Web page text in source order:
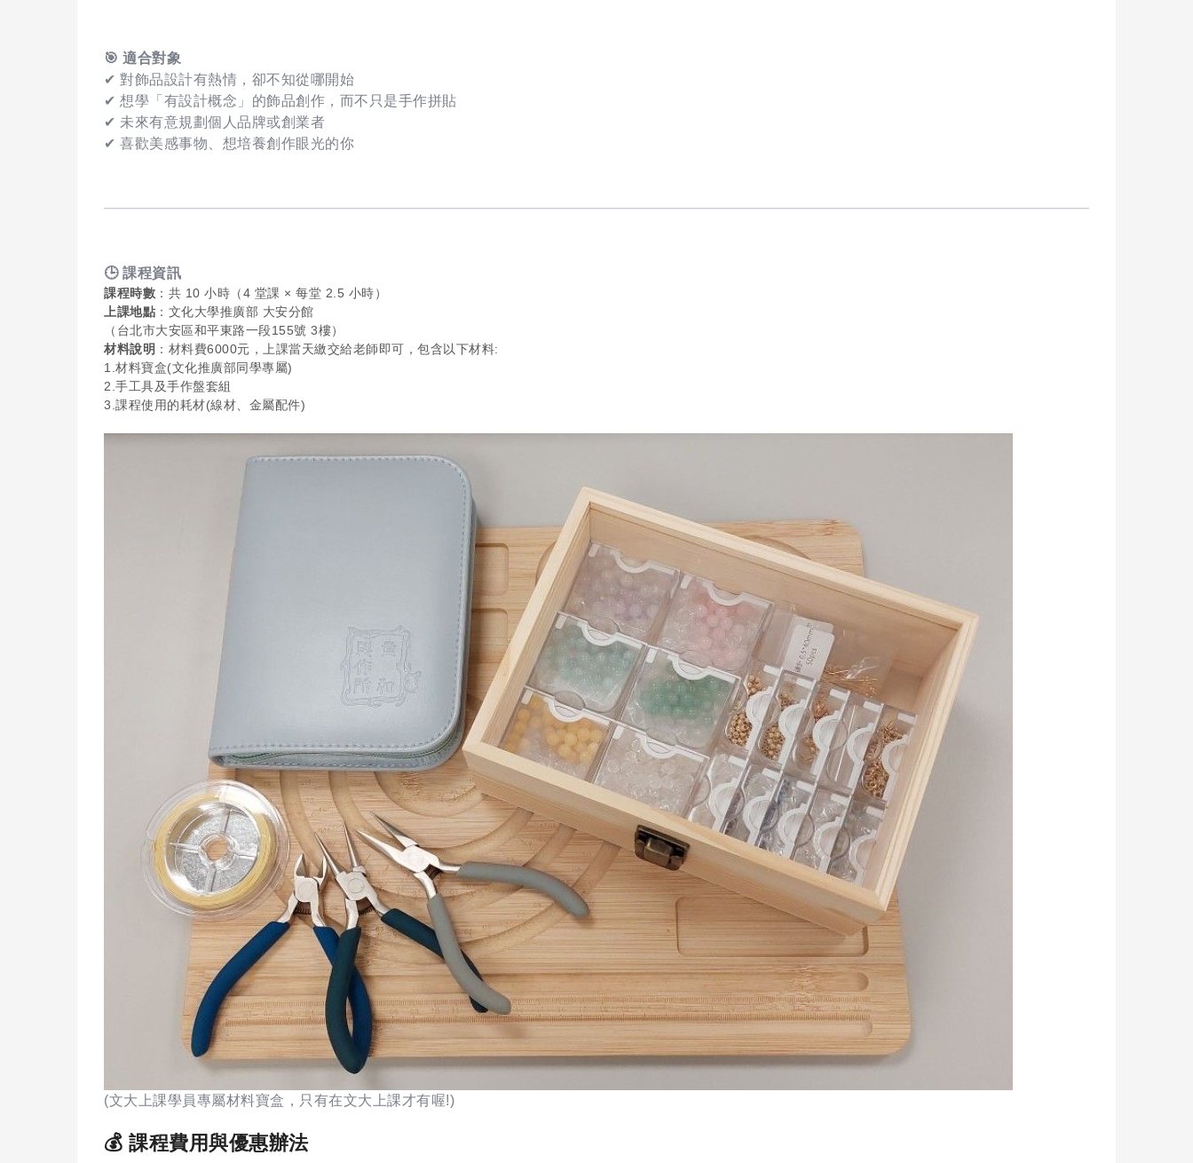
🎯 適合對象
✔ 對飾品設計有熱情，卻不知從哪開始
✔ 想學「有設計概念」的飾品創作，而不只是手作拼貼
✔ 未來有意規劃個人品牌或創業者
✔ 喜歡美感事物、想培養創作眼光的你
🕒 課程資訊
課程時數 ：共 10 小時（4 堂課 × 每堂 2.5 小時）
上課地點 ：文化大學推廣部 大安分館
（台北市大安區和平東路一段155號 3樓）
材料說明 ：材料費6000元，上課當天繳交給老師即可，包含以下材料:
1.材料寶盒(文化推廣部同學專屬)
2.手工具及手作盤套組
3.課程使用的耗材(線材、金屬配件)
(文大上課學員專屬材料寶盒，只有在文大上課才有喔!)
💰 課程費用與優惠辦法